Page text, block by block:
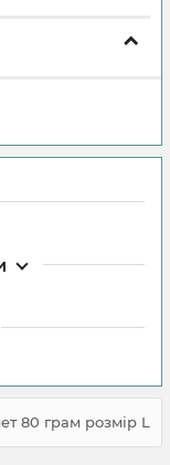
80 грам розмір L